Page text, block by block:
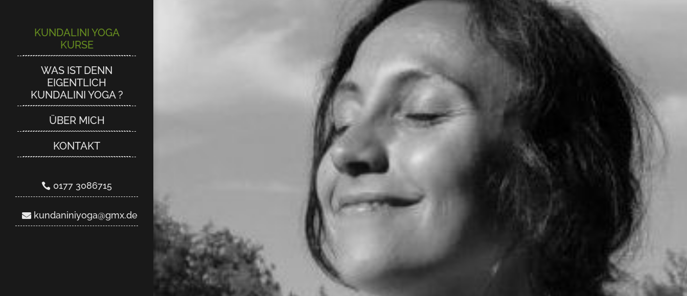
KUNDALINI YOGA
KURSE
WAS IST DENN
EIGENTLICH
KUNDALINI YOGA ?
ÜBER MICH
KONTAKT
0177 3086715
kundaniniyoga@gmx.de
KUNDALINI YOGA
KURSE
WAS IST DENN
EIGENTLICH
KUNDALINI YOGA ?
ÜBER MICH
KONTAKT
0177 3086715
kundaniniyoga@gmx.de